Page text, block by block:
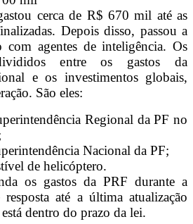
cerca de R$ 670 mil até as
Depois disso, passou a
agentes de inteligência. Os
entre os gastos da
e os investimentos globais,
São eles:
Regional da PF no
Nacional da PF;
de helicóptero.
os gastos da PRF durante a
até a última atualização
dentro do prazo da lei.